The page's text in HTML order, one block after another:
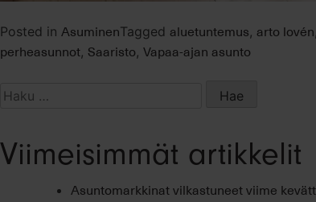
Posted in AsuminenTagged aluetuntemus, arto lovén
perheasunnot, Saaristo, Vapaa-ajan asunto
Haku:
Viimeisimmät artikkelit
Asuntomarkkinat vilkastuneet viime